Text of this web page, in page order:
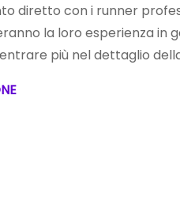
diretto con i runner
la loro esperienza in
più nel dettaglio